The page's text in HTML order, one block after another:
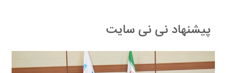
پیشنهاد نی نی سایت